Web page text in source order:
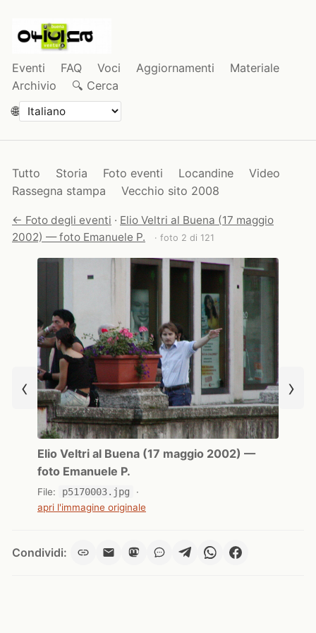
Eventi FAQ Voci Aggiornamenti
Materiale
Archivio
🔍 Cerca
🌐
Tutto Storia Foto eventi Locandine
Video
Rassegna stampa
Vecchio sito 2008
← Foto degli eventi · Elio Veltri al Buena (17 maggio
2002) — foto Emanuele P.
· foto 2 di 121
‹
Elio Veltri al Buena (17 maggio 2002) —
foto Emanuele P.
File: p5170003.jpg
·
apri l'immagine originale
›
Condividi: